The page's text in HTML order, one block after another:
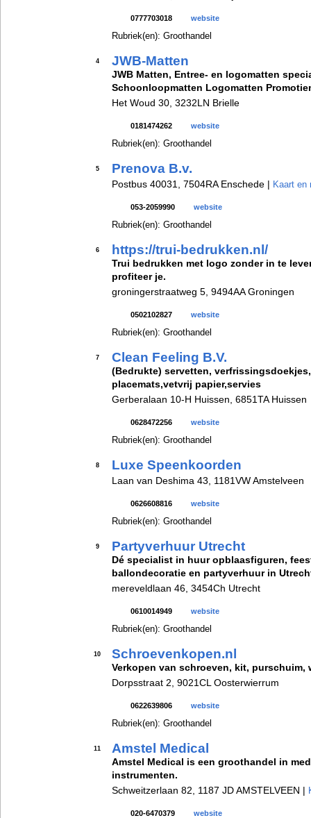
0777703018 website
Rubriek(en): Groothandel
4 JWB-Matten
JWB Matten, Entree- en logomatten
Schoonloopmatten Logomatten
Het Woud 30, 3232LN Brielle
0181474262 website
Rubriek(en): Groothandel
5 Prenova B.v.
Postbus 40031, 7504RA Enschede | Kaart en
053-2059990 website
Rubriek(en): Groothandel
6 https://trui-bedrukken.nl/
Trui bedrukken met logo zonder in te
profiteer je.
groningerstraatweg 5, 9494AA Groningen
0502102827 website
Rubriek(en): Groothandel
7 Clean Feeling B.V.
(Bedrukte) servetten,
placemats,vetvrij papier,servies
Gerberalaan 10-H Huissen, 6851TA Huissen
0628472256 website
Rubriek(en): Groothandel
8 Luxe Speenkoorden
Laan van Deshima 43, 1181VW Amstelveen
0626608816 website
Rubriek(en): Groothandel
9 Partyverhuur Utrecht
Dé specialist in huur opblaasfiguren,
ballondecoratie en partyverhuur in
mereveldlaan 46, 3454Ch Utrecht
0610014949 website
Rubriek(en): Groothandel
10 Schroevenkopen.nl
Verkopen van schroeven, kit, purschuim,
Dorpsstraat 2, 9021CL Oosterwierrum
0622639806 website
Rubriek(en): Groothandel
11 Amstel Medical
Amstel Medical is een groothandel in
instrumenten.
Schweitzerlaan 82, 1187 JD AMSTELVEEN |
020-6470379 website